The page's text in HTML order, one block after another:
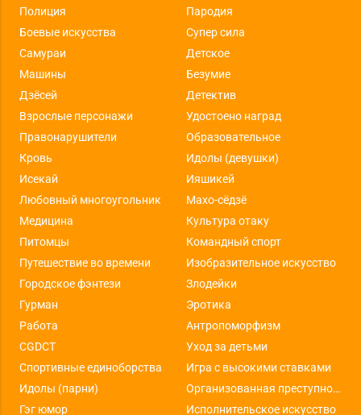
Полиция
Пародия
Боевые искусства
Супер сила
Самураи
Детское
Машины
Безумие
Дзёсей
Детектив
Взрослые персонажи
Удостоено наград
Правонарушители
Образовательное
Кровь
Идолы (девушки)
Исекай
Ияшикей
Любовный многоугольник
Махо-сёдзё
Медицина
Культура отаку
Питомцы
Командный спорт
Путешествие во времени
Изобразительное искусство
Городское фэнтези
Злодейки
Гурман
Эротика
Работа
Антропоморфизм
CGDCT
Уход за детьми
Спортивные единоборства
Игра с высокими ставками
Идолы (парни)
Организованная преступность
Гэг юмор
Исполнительское искусство